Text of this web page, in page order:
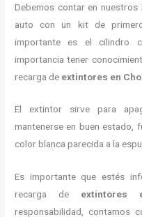
Debemos contar en nuestros
auto con un kit de
importante es el cilindro
importancia tener
recarga de extintores en
El extintor sirve para
mantenerse en buen estado,
color blanca parecida a la
Es importante que estés
recarga de extintores
responsabilidad, contamos